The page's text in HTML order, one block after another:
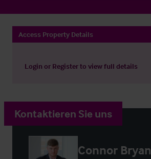
Access Property Details
Login or Registerto view full details
Kontaktieren Sie uns
Connor Bryan